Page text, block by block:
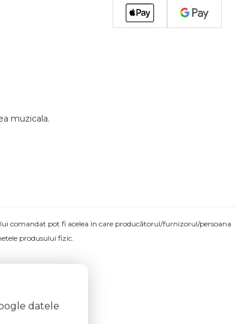
muzicala.
comandat pot fi acelea în care producătorul/furnizorul/persoana
produsului fizic.
datele